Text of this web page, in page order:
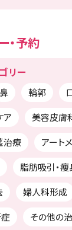
・予約
リー
鼻 輪郭
ア
美容皮膚
治療
アート
脂肪吸引・痩
婦人科形成
症
その他の